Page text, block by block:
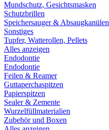
Mundschutz, Gesichtsmasken
Schutzbrillen
Speichersauger & Absaugkanülen
Sonstiges
Tupfer, Watterollen, Pellets
Alles anzeigen
Endodontie
Endodontie
Feilen & Reamer
Guttaperchaspitzen
Papierspitzen
Sealer & Zemente
Wurzelfüllmaterialien
Zubehör und Boxen